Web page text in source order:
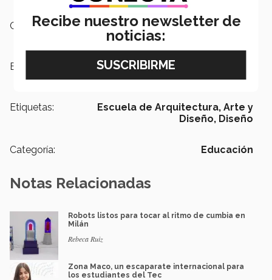
Campus: Ciudad de México, Nacional
Escuelas: Arquitectura, Arte y Diseño
Etiquetas:
Escuela de Arquitectura, Arte y
Diseño, Diseño
Categoría: Educación
Notas Relacionadas
Robots listos para tocar al ritmo de cumbia en
Milán
Rebeca Ruiz
Zona Maco, un escaparate internacional para
los estudiantes del Tec
Recibe nuestro newsletter de
noticias: